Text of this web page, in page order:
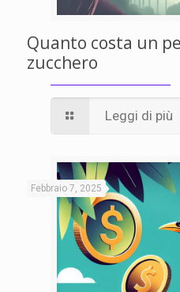
Quanto costa un
zucchero
Leggi di più
Febbraio 7, 2025